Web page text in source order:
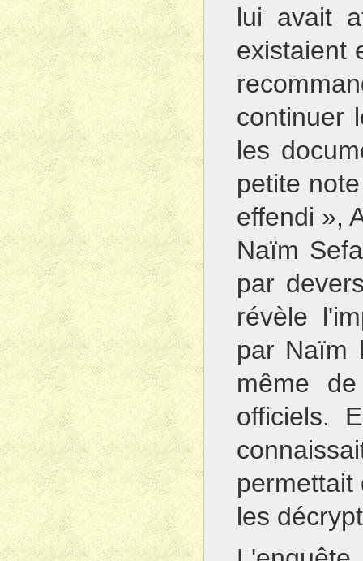
lui avait
existaient
continuer
les
petite
effendi »,
Naïm
par
révèle
par Naïm
même
officiels.
permettait
les